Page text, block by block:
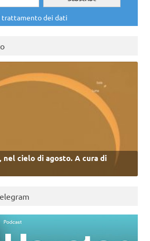
trattamento dei dati
nel cielo di agosto. A cura di